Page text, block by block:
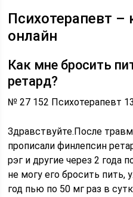
Психотерапевт –
онлайн
Как мне бросить
ретард?
№ 27 152 Психотерапевт
Здравствуйте.После
прописали финлепсин
рэг и другие через 2 года
не могу его бросить пить,
год пью по 50 мг раз в